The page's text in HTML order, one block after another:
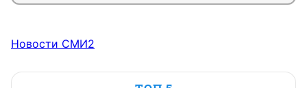
Новости СМИ2